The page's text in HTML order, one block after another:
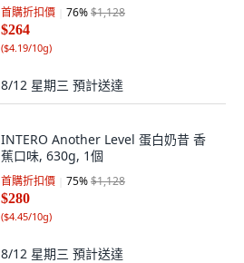
首購折扣價 76%$1,128
$264
($4.19/10g)
8/12 星期三 預計送達
INTERO Another Level 蛋白奶昔 香
蕉口味, 630g, 1個
首購折扣價 75%$1,128
$280
($4.45/10g)
8/12 星期三 預計送達